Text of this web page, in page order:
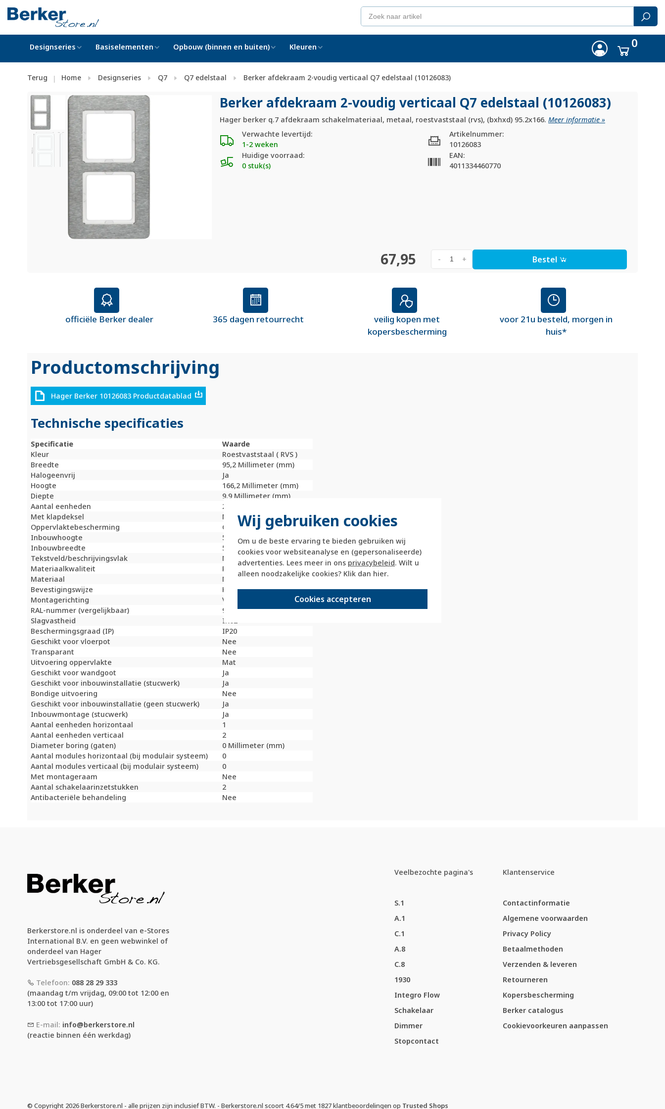
Wij gebruiken cookies
Om u de beste ervaring te bieden gebruiken wij
cookies voor websiteanalyse en (gepersonaliseerde)
advertenties. Lees meer in ons privacybeleid. Wilt u
alleen noodzakelijke cookies? Klik dan hier.
Cookies accepteren
Designseries Basiselementen Opbouw (binnen en buiten) Kleuren 0
Terug | Home Designseries Q7 Q7 edelstaal Berker afdekraam 2-voudig verticaal Q7 edelstaal (10126083)
Berker afdekraam 2-voudig verticaal Q7 edelstaal (10126083)
Hager berker q.7 afdekraam schakelmateriaal, metaal, roestvaststaal (rvs), (bxhxd) 95.2x166.Meer informatie »
Verwachte levertijd:
1-2 weken
Huidige voorraad:
0 stuk(s)
Artikelnummer:
10126083
EAN:
4011334460770
67,95 +
- Bestel
officiële Berker dealer 365 dagen retourrecht
veilig kopen met
kopersbescherming
voor 21u besteld, morgen in
huis*
Productomschrijving
Hager Berker 10126083 Productdatablad
Technische specificaties
Specificatie
Waarde
Kleur
Roestvaststaal ( RVS )
Breedte
95,2 Millimeter (mm)
Halogeenvrij
Ja
Hoogte
166,2 Millimeter (mm)
Diepte
9,9 Millimeter (mm)
Aantal eenheden
2
Met klapdeksel
Nee
Oppervlaktebescherming
Geborsteld
Inbouwhoogte
59,4 Millimeter (mm)
Inbouwbreedte
59,4 Millimeter (mm)
Tekstveld/beschrijvingsvlak
Nee
Materiaalkwaliteit
Roestvaststaal ( RVS )
Materiaal
Metaal
Bevestigingswijze
Klembevestiging
Montagerichting
Verticaal
RAL-nummer (vergelijkbaar)
9022
Slagvastheid
IK02
Beschermingsgraad (IP)
IP20
Geschikt voor vloerpot
Nee
Transparant
Nee
Uitvoering oppervlakte
Mat
Geschikt voor wandgoot
Ja
Geschikt voor inbouwinstallatie (stucwerk)
Ja
Bondige uitvoering
Nee
Geschikt voor inbouwinstallatie (geen stucwerk)
Ja
Inbouwmontage (stucwerk)
Ja
Aantal eenheden horizontaal
1
Aantal eenheden verticaal
2
Diameter boring (gaten)
0 Millimeter (mm)
Aantal modules horizontaal (bij modulair systeem)
0
Aantal modules verticaal (bij modulair systeem)
0
Met montageraam
Nee
Aantal schakelaarinzetstukken
2
Antibacteriële behandeling
Nee
Berkerstore.nl is onderdeel van e-Stores
International B.V. en geen webwinkel of
onderdeel van Hager
Vertriebsgesellschaft GmbH & Co. KG.
Telefoon: 088 28 29 333
(maandag t/m vrijdag, 09:00 tot 12:00 en
13:00 tot 17:00 uur)
E-mail: info@berkerstore.nl
(reactie binnen één werkdag)
Veelbezochte pagina's
S.1
A.1
C.1
A.8
C.8
1930
Integro Flow
Schakelaar
Dimmer
Stopcontact
Klantenservice
Contactinformatie
Algemene voorwaarden
Privacy Policy
Betaalmethoden
Verzenden & leveren
Retourneren
Kopersbescherming
Berker catalogus
Cookievoorkeuren aanpassen
© Copyright 2026 Berkerstore.nl - alle prijzen zijn inclusief BTW. - Berkerstore.nl scoort 4.64/5met 1827klantbeoordelingen op Trusted Shops